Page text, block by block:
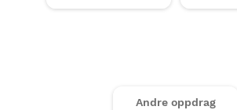
Andre oppdrag